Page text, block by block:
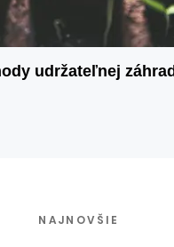
udržateľnej
NAJNOVŠIE